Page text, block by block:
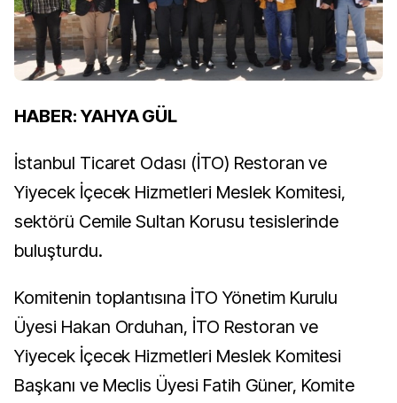
HABER: YAHYA GÜL
İstanbul Ticaret Odası (İTO) Restoran ve
Yiyecek İçecek Hizmetleri Meslek Komitesi,
sektörü Cemile Sultan Korusu tesislerinde
buluşturdu.
Komitenin toplantısına İTO Yönetim Kurulu
Üyesi Hakan Orduhan, İTO Restoran ve
Yiyecek İçecek Hizmetleri Meslek Komitesi
Başkanı ve Meclis Üyesi Fatih Güner, Komite